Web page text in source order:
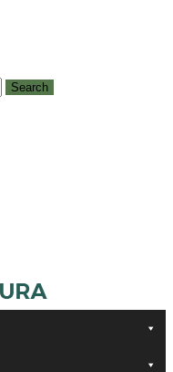
Search